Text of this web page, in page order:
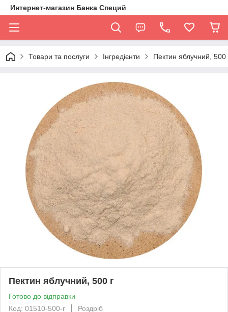
Интернет-магазин Банка Специй
Товари та послуги Інгредієнти Пектин яблучний, 500
Пектин яблучний, 500 г
Готово до відправки
Код: 01510-500-г
Роздріб